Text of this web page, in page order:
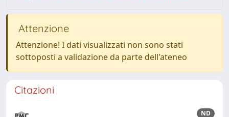
Attenzione
Attenzione! I dati visualizzati non sono stati
sottoposti a validazione da parte dell'ateneo
Citazioni
ND